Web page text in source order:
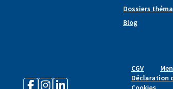
Dossiers
Blog
CGV
Déclaration